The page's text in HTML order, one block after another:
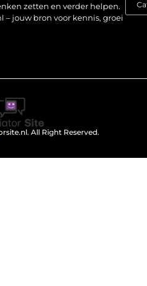
zetten en verder helpen.
– jouw bron voor kennis, groei
. All Right Reserved.